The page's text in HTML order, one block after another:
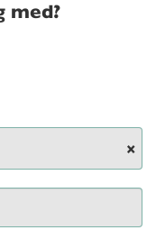
med?
×